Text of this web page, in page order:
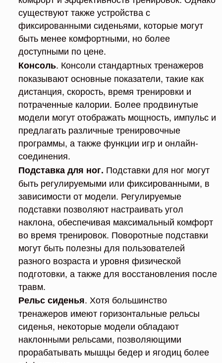
существуют также устройства с
фиксированными сиденьями, которые могут
быть менее комфортными, но более
доступными по цене.
Консоль. Консоли стандартных тренажеров
показывают основные показатели, такие как
дистанция, скорость, время тренировки и
потраченные калории. Более продвинутые
модели могут отображать мощность, импульс и
предлагать различные тренировочные
программы, а также функции игр и онлайн-
соединения.
Подставка для ног. Подставки для ног могут
быть регулируемыми или фиксированными, в
зависимости от модели. Регулируемые
подставки позволяют настраивать угол
наклона, обеспечивая максимальный комфорт
во время тренировок. Поворотные подставки
могут быть полезны для пользователей
разного возраста и уровня физической
подготовки, а также для восстановления после
травм.
Рельс сиденья. Хотя большинство
тренажеров имеют горизонтальные рельсы
сиденья, некоторые модели обладают
наклонными рельсами, позволяющими
прорабатывать мышцы бедер и ягодиц более